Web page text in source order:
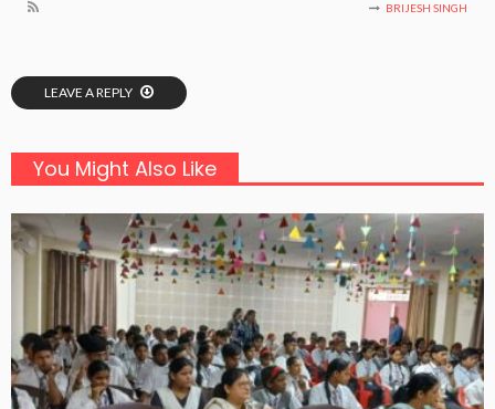
BRIJESH SINGH
LEAVE A REPLY
You Might Also Like